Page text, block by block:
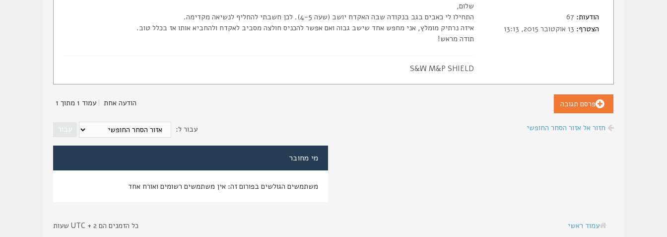
שלום,
התחילו לי כאבים בגב בנקודה שבה האקדח יושב (שעה 4-5). לכן חשבתי להחליף לנשיאה מקדימה.
איזה נרתיק מומלץ, אני מחפש אחד שישב גבוה ואם אפשר להכניס חולצה מסביב לאקדח ולהחביא אותו אז בכלל טוב.
תודה מראש!
S&W M&P SHIELD
הודעות:
הצטרף:
פרסם תגובה הודעה אחת עמוד 1 מתוך 1
חזור אל אזור הסחר החופשי עבור ל:
מי מחובר
משתמשים הגולשים בפורום זה: אין משתמשים רשומים ואורח אחד
עמוד ראשי כל הזמנים הם UTC + 2 שעות